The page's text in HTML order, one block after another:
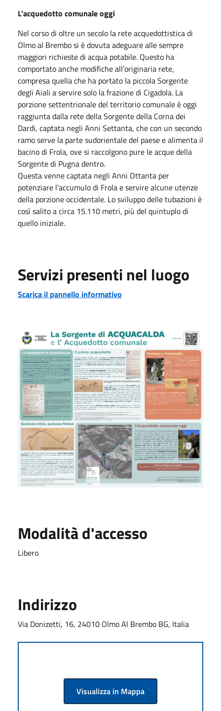
L’acquedotto comunale oggi
Nel corso di oltre un secolo la rete acquedottistica di
Olmo al Brembo si è dovuta adeguare alle sempre
maggiori richieste di acqua potabile. Questo ha
comportato anche modifiche all’originaria rete,
compresa quella che ha portato la piccola Sorgente
degli Aiali a servire solo la frazione di Cigadola. La
porzione settentrionale del territorio comunale è oggi
raggiunta dalla rete della Sorgente della Corna dei
Dardi, captata negli Anni Settanta, che con un secondo
ramo serve la parte sudorientale del paese e alimenta il
bacino di Frola, ove si raccolgono pure le acque della
Sorgente di Pugna dentro.
Questa venne captata negli Anni Ottanta per
potenziare l’accumulo di Frola e servire alcune utenze
della porzione occidentale. Lo sviluppo delle tubazioni è
così salito a circa 15.110 metri, più del quintuplo di
quello iniziale.
Servizi presenti nel luogo
Scarica il pannello informativo
Modalità d'accesso
Libero
Indirizzo
Via Donizetti, 16, 24010 Olmo Al Brembo BG, Italia
Visualizza in Mappa